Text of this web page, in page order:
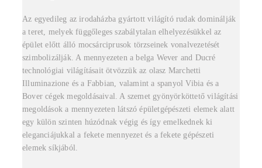
Az egyedileg az irodaházba gyártott világító rudak dominálják
a teret, melyek függőleges szabálytalan elhelyezésükkel az
épület előtt álló mocsárciprusok törzseinek vonalvezetését
szimbolizálják. A mennyezeten a belga Wever and Ducré
technológiai világításait ötvözzük az olasz Marchetti
Illuminazione és a Fabbian, valamint a spanyol Vibia és a
Bover cégek megoldásaival. A szemet gyönyörköttető világítási
megoldások a mennyezeten látszó épületgépészeti elemek alatt
egy külön szinten húzódnak végig és így emelkednek ki
eleganciájukkal a fekete mennyezet és a fekete gépészeti
elemek síkjából.